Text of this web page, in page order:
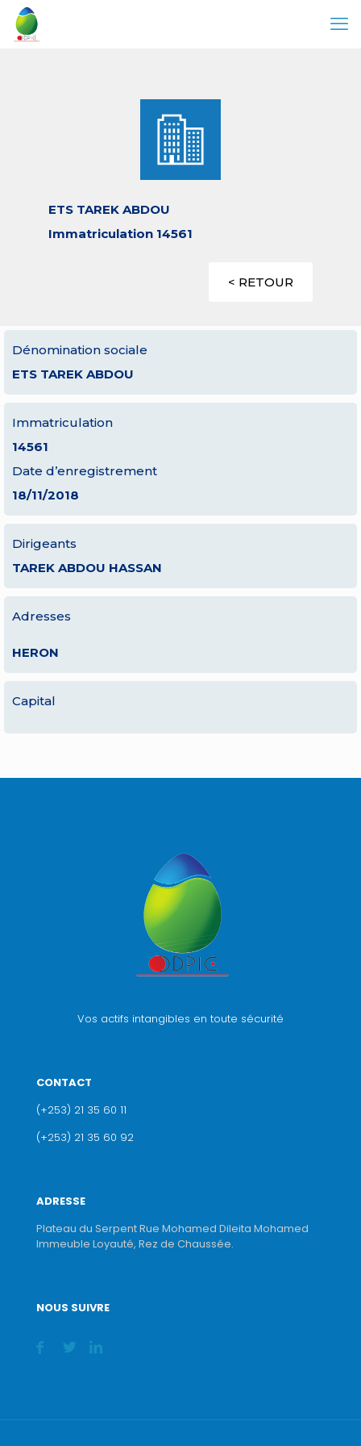
ETS TAREK ABDOU
Immatriculation 14561
< RETOUR
Dénomination sociale
ETS TAREK ABDOU
Immatriculation
14561
Date d’enregistrement
18/11/2018
Dirigeants
TAREK ABDOU HASSAN
Adresses
HERON
Capital
Vos actifs intangibles en toute sécurité
CONTACT
(+253) 21 35 60 11
(+253) 21 35 60 92
ADRESSE
Plateau du Serpent Rue Mohamed Dileita Mohamed
Immeuble Loyauté, Rez de Chaussée.
NOUS SUIVRE